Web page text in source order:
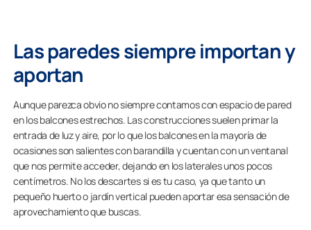
Las paredes siempre importan y
aportan
Aunque parezca obvio no siempre contamos con espacio de pared
en los balcones estrechos. Las construcciones suelen primar la
entrada de luz y aire, por lo que los balcones en la mayoría de
ocasiones son salientes con barandilla y cuentan con un ventanal
que nos permite acceder, dejando en los laterales unos pocos
centímetros. No los descartes si es tu caso, ya que tanto un
pequeño huerto o jardín vertical pueden aportar esa sensación de
aprovechamiento que buscas.